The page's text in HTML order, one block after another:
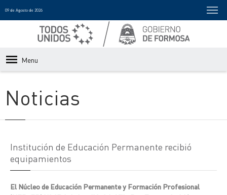
09 de Agosto de 2026
Menu
Noticias
Institución de Educación Permanente recibió
equipamientos
El Núcleo de Educación Permanente y Formación Profesional